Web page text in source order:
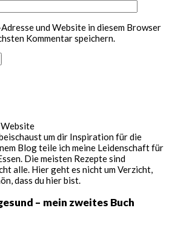
und Website in diesem Browser
Kommentar speichern.
um dir Inspiration für die
Blog teile ich meine Leidenschaft für
Die meisten Rezepte sind
alle. Hier geht es nicht um Verzicht,
dass du hier bist.
– mein zweites Buch